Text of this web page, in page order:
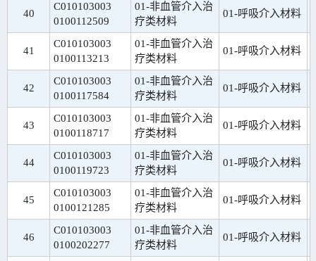
40
C010103003
0100112509
01-非血管介入治
疗类材料
01-呼吸介入材料
41
C010103003
0100113213
01-非血管介入治
疗类材料
01-呼吸介入材料
42
C010103003
0100117584
01-非血管介入治
疗类材料
01-呼吸介入材料
43
C010103003
0100118717
01-非血管介入治
疗类材料
01-呼吸介入材料
44
C010103003
0100119723
01-非血管介入治
疗类材料
01-呼吸介入材料
45
C010103003
0100121285
01-非血管介入治
疗类材料
01-呼吸介入材料
46
C010103003
0100202277
01-非血管介入治
疗类材料
01-呼吸介入材料